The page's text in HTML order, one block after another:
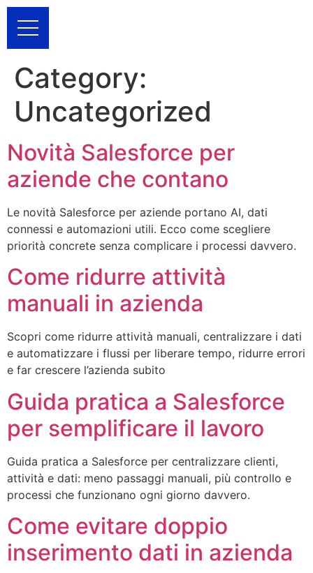
Category:
Uncategorized
Novità Salesforce per
aziende che contano
Le novità Salesforce per aziende portano AI, dati
connessi e automazioni utili. Ecco come scegliere
priorità concrete senza complicare i processi davvero.
Come ridurre attività
manuali in azienda
Scopri come ridurre attività manuali, centralizzare i dati
e automatizzare i flussi per liberare tempo, ridurre errori
e far crescere l’azienda subito
Guida pratica a Salesforce
per semplificare il lavoro
Guida pratica a Salesforce per centralizzare clienti,
attività e dati: meno passaggi manuali, più controllo e
processi che funzionano ogni giorno davvero.
Come evitare doppio
inserimento dati in azienda